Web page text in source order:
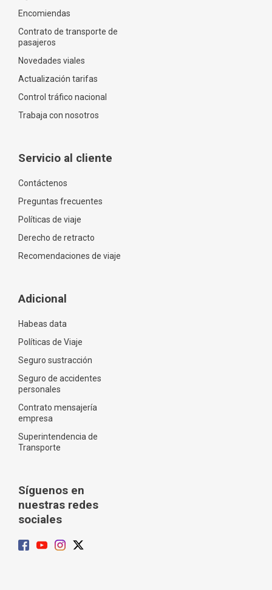
Encomiendas
Contrato de transporte de
pasajeros
Novedades viales
Actualización tarifas
Control tráfico nacional
Trabaja con nosotros
Servicio al cliente
Contáctenos
Preguntas frecuentes
Políticas de viaje
Derecho de retracto
Recomendaciones de viaje
Adicional
Habeas data
Políticas de Viaje
Seguro sustracción
Seguro de accidentes
personales
Contrato mensajería
empresa
Superintendencia de
Transporte
Síguenos en
nuestras redes
sociales